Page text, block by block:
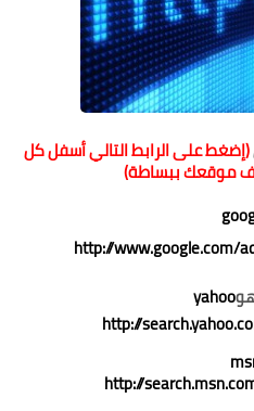
الرابط التالي أسفل كل
ببساطة)
http://
http://
http://